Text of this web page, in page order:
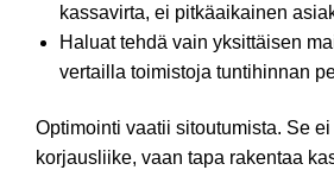
kassavirta, ei pitkäaikainen
Haluat tehdä vain yksittäisen
vertailla toimistoja tuntihinnan
Optimointi vaatii sitoutumista. Se
korjausliike, vaan tapa rakentaa